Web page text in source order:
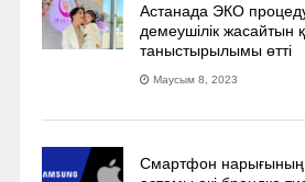
Астанада ЭКО
демеушілік жасайтын
таныстырылымы өтті
Маусым 8, 2023
Смартфон нарығының